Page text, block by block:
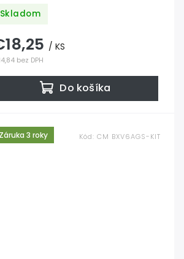
Skladom
bez DPH
/ KS
Do košíka
Záruka 3 roky Kód: CM BXV6AGS-KIT